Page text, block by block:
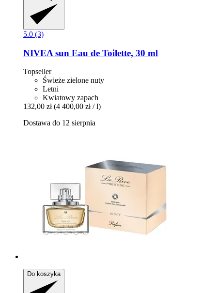
5.0 (3)
NIVEA sun Eau de Toilette, 30 ml
Topseller
Świeże zielone nuty
Letni
Kwiatowy zapach
132,00 zł (4 400,00 zł / l)
Dostawa do 12 sierpnia
Do koszyka